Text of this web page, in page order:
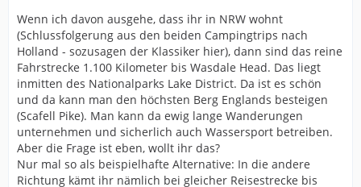
Wenn ich davon ausgehe, dass ihr in NRW wohnt
(Schlussfolgerung aus den beiden Campingtrips nach
Holland - sozusagen der Klassiker hier), dann sind das reine
Fahrstrecke 1.100 Kilometer bis Wasdale Head. Das liegt
inmitten des Nationalparks Lake District. Da ist es schön
und da kann man den höchsten Berg Englands besteigen
(Scafell Pike). Man kann da ewig lange Wanderungen
unternehmen und sicherlich auch Wassersport betreiben.
Aber die Frage ist eben, wollt ihr das?
Nur mal so als beispielhafte Alternative: In die andere
Richtung kämt ihr nämlich bei gleicher Reisestrecke bis